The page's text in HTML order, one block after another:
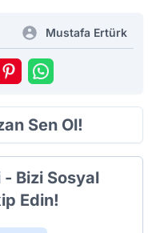
Mustafa Ertürk
Sen Ol!
Bizi Sosyal
Edin!